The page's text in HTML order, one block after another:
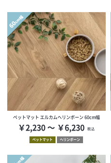
60cm幅
ペットマット エルカムヘリンボーン 60cm幅
￥2,230 ～ ￥6,230 税込
ペットマット ヘリンボーン
cm幅